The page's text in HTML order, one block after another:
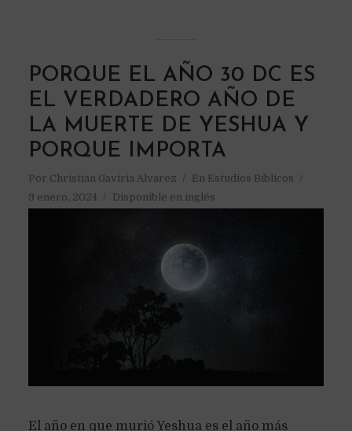
PORQUE EL AÑO 30 DC ES
EL VERDADERO AÑO DE
LA MUERTE DE YESHUA Y
PORQUE IMPORTA
Por Christian Gaviria Alvarez En Estudios Bíblicos
9 enero, 2024
Disponible en inglés
El año en que murió Yeshua es el año más